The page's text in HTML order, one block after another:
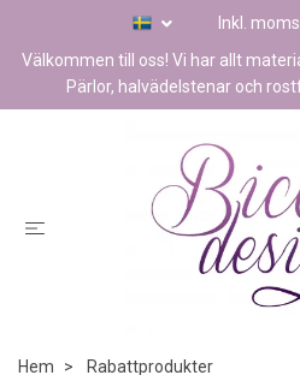
Inkl. moms
Välkommen till oss! Vi har allt
Pärlor, halvädelstenar och
Hem
Rabattprodukter